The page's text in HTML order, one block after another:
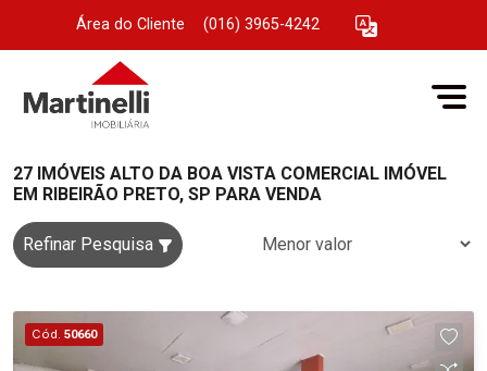
Área do Cliente (016) 3965-4242
27 IMÓVEIS ALTO DA BOA VISTA COMERCIAL IMÓVEL
EM RIBEIRÃO PRETO, SP PARA VENDA
Refinar Pesquisa
Cód. 50660